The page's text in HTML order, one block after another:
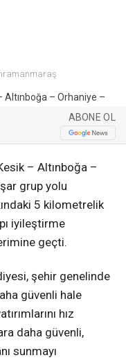
ABONE OL
– Altınboğa –
grup yolu
5 kilometrelik
iyileştirme
geçti.
şehir genelinde
güvenli hale
hız
daha güvenli,
sunmayı